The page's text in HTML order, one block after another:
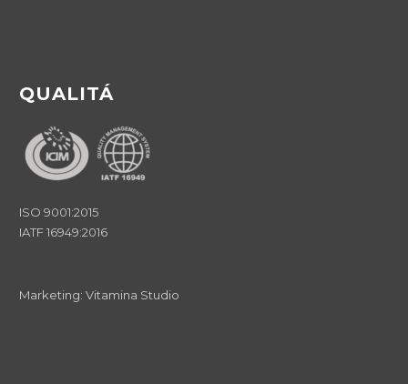
QUALITÁ
ISO 9001:2015
IATF 16949:2016
Marketing: Vitamina Studio